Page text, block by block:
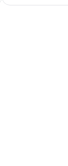
con objetos
de madera y una